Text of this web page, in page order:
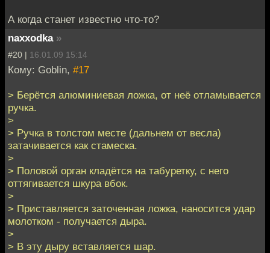
А когда станет известно что-то?
naxxodka »
#20 | 16.01.09 15:14
Кому: Goblin, #17
> Берётся алюминиевая ложка, от неё отламывается
ручка.
>
> Ручка в толстом месте (дальнем от весла)
затачивается как стамеска.
>
> Половой орган кладётся на табуретку, с него
оттягивается шкура вбок.
>
> Приставляется заточенная ложка, наносится удар
молотком - получается дыра.
>
> В эту дыру вставляется шар.